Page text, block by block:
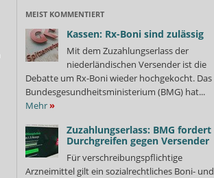
MEIST KOMMENTIERT
Kassen: Rx-Boni sind zulässig
Mit dem Zuzahlungserlass der
niederländischen Versender ist die
Debatte um Rx-Boni wieder hochgekocht. Das
Bundesgesundheitsministerium (BMG) hat...
Mehr»
Zuzahlungserlass: BMG fordert
Durchgreifen gegen Versender
Für verschreibungspflichtige
Arzneimittel gilt ein sozialrechtliches Boni- und